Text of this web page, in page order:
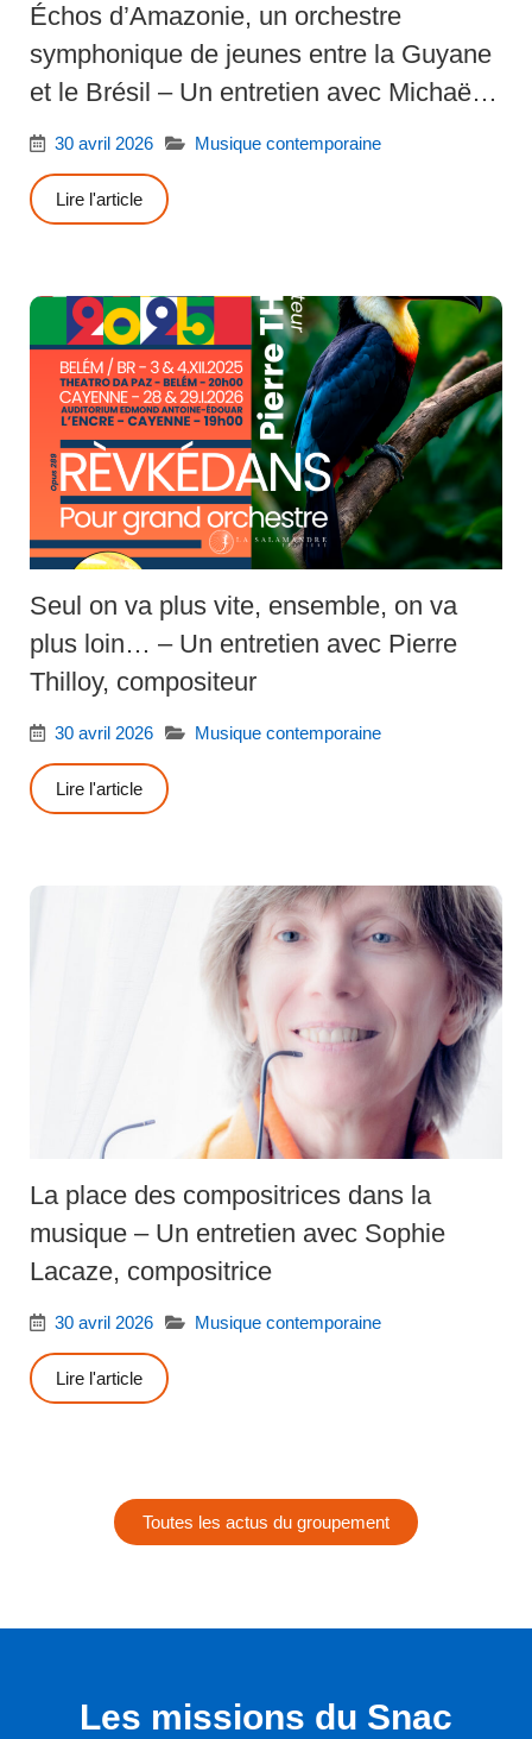
Échos d’Amazonie, un orchestre
symphonique de jeunes entre la Guyane
et le Brésil – Un entretien avec Michaëlle
Ngo Yamb Ngan
30 avril 2026 Musique contemporaine
Lire l'article
Seul on va plus vite, ensemble, on va
plus loin… – Un entretien avec Pierre
Thilloy, compositeur
30 avril 2026 Musique contemporaine
Lire l'article
La place des compositrices dans la
musique – Un entretien avec Sophie
Lacaze, compositrice
30 avril 2026 Musique contemporaine
Lire l'article
Toutes les actus du groupement
Les missions du Snac